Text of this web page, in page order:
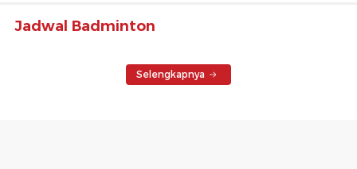
Jadwal Badminton
Selengkapnya